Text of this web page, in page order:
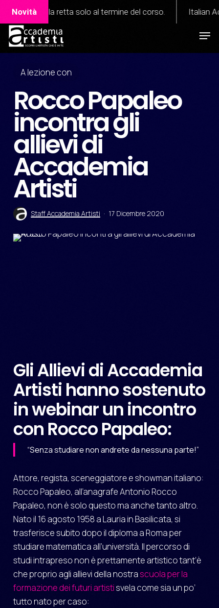
Skip
main
content
Novità
retta solo al termine del corso. Italian Academy of
A lezione con
Rocco Papaleo
incontra gli
allievi di
Accademia
Artisti
Staff Accademia Artisti 17 Dicembre 2020
Gli Allievi di Accademia
Artisti hanno sostenuto
in webinar un incontro
con Rocco Papaleo:
“Senza studiare non andrete da nessuna parte!”
Attore, regista, sceneggiatore e showman italiano:
Rocco Papaleo, all’anagrafe Antonio Rocco
Papaleo, non è solo questo ma anche tanto altro.
Nato il 16 agosto 1958 a Lauria in Basilicata, si
trasferisce subito dopo il diploma a Roma per
studiare matematica all’università. Il percorso di
studi intrapreso non è prettamente artistico tant’è
che proprio agli allievi della nostrascuola per la
formazione dei futuri artistisvela come sia un po’
tutto nato per caso:
Close